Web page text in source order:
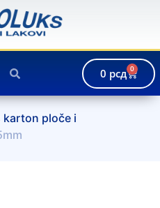
0 рсд 0
karton ploče i